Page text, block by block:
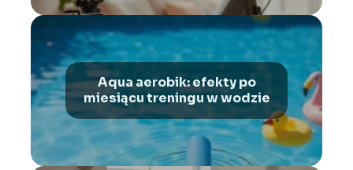
Aqua aerobik: efekty po
miesiącu treningu w wodzie